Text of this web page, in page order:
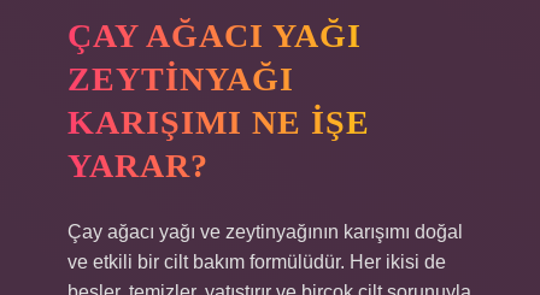
ÇAY AĞACI YAĞI
ZEYTINYAĞI
KARIŞIMI NE IŞE
YARAR?
Çay ağacı yağı ve zeytinyağının karışımı doğal
ve etkili bir cilt bakım formülüdür. Her ikisi de